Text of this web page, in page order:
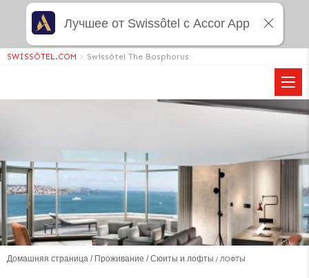
Домашняя страница Проживание Сюиты и лофты ЛОФТЫ
SWISSÔTEL.COM > Swissôtel The Bosphorus
Лучшее от Swissôtel с Accor App